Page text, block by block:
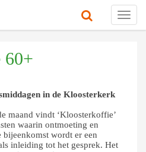
60+
in de Kloosterkerk
maand vindt ‘Kloosterkoffie’
waarin ontmoeting en
bijeenkomst wordt er een
inleiding tot het gesprek. Het